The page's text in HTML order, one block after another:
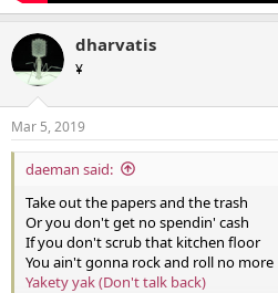
dharvatis
¥
Mar 5, 2019
daeman said:
Take out the papers and the trash
Or you don't get no spendin' cash
If you don't scrub that kitchen floor
You ain't gonna rock and roll no more
Yakety yak (Don't talk back)